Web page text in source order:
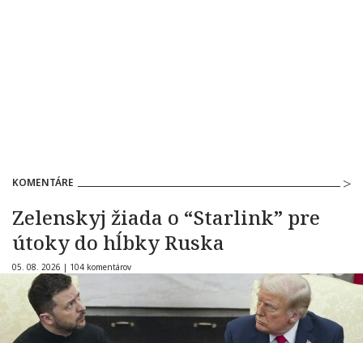
KOMENTÁRE
Zelenskyj žiada o “Starlink” pre
útoky do hĺbky Ruska
05. 08. 2026 | 104 komentárov